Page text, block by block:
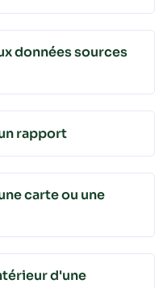
données sources
rapport
carte ou une
d'une